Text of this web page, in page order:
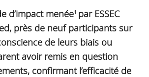
d’impact menée1 par ESSEC
près de neuf participants sur
de leurs biais ou
avoir remis en question
confirmant l’efficacité de